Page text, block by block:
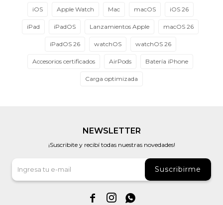
iOS Apple Watch Mac macOS iOS 26
iPad iPadOS Lanzamientos Apple macOS 26
iPadOS 26 watchOS watchOS 26
Accesorios certificados AirPods Batería iPhone
Carga optimizada
NEWSLETTER
¡Suscribite y recibí todas nuestras novedades!
Suscribirme
  